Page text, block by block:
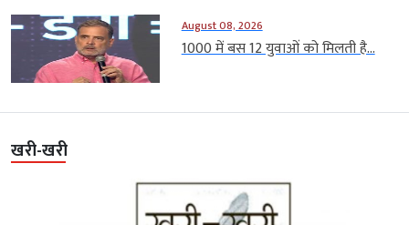
August 08, 2026
1000 में बस 12 युवाओं को मिलती है...
खरी-खरी